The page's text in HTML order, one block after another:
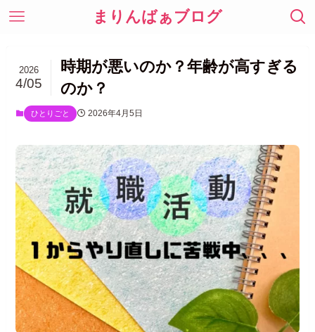
まりんばぁブログ
時期が悪いのか？年齢が高すぎる
のか？
2026
4/05
ひとりごと 2026年4月5日